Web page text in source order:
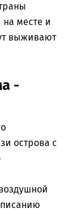
месте и
выживают
-
острова с